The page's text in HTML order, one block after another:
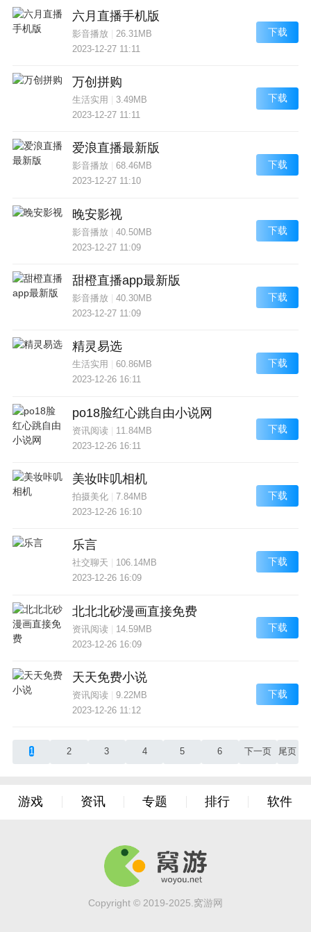
六月直播手机版
影音播放
26.31MB
2023-12-27 11:11
下载
万创拼购
生活实用
3.49MB
2023-12-27 11:11
下载
爱浪直播最新版
影音播放
68.46MB
2023-12-27 11:10
下载
晚安影视
影音播放
40.50MB
2023-12-27 11:09
下载
甜橙直播app最新版
影音播放
40.30MB
2023-12-27 11:09
下载
精灵易选
生活实用
60.86MB
2023-12-26 16:11
下载
po18脸红心跳自由小说网
资讯阅读| 11.84MB
2023-12-26 16:11
下载
美妆咔叽相机
拍摄美化| 7.84MB
2023-12-26 16:10
下载
乐言
社交聊天
106.14MB
2023-12-26 16:09
下载
北北北砂漫画直接免费
资讯阅读| 14.59MB
2023-12-26 16:09
下载
天天免费小说
资讯阅读| 9.22MB
2023-12-26 11:12
下载
1 2 3 4 5 6 下一页 尾页
游戏 资讯 专题 排行 软件
Copyright © 2019-2025.窝游网